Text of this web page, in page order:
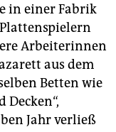
in einer Fabrik
Arbeiterinnen
aus dem
Betten wie
Jahr verließ